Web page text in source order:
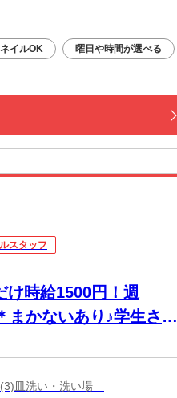
ネイルOK 曜日や時間が選べる
スタッフ
時給1500円！週
まかないあり♪学生さん
皿洗い・洗い場